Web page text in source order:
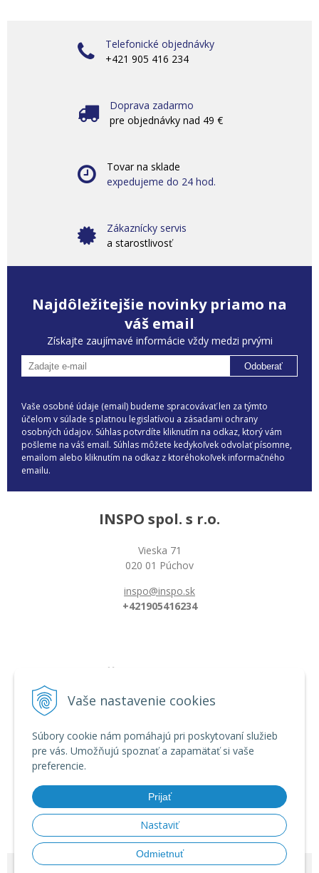
Vaše nastavenie cookies
Súbory cookie nám pomáhajú pri poskytovaní služieb
pre vás. Umožňujú spoznať a zapamätať si vaše
preferencie.
Prijať
Nastaviť
Odmietnuť
Telefonické objednávky
+421 905 416 234
Doprava zadarmo
pre objednávky nad 49 €
Tovar na sklade
expedujeme do 24 hod.
Zákaznícky servis
a starostlivosť
Najdôležitejšie novinky priamo na
váš email
Získajte zaujímavé informácie vždy medzi prvými
Odoberať
Vaše osobné údaje (email) budeme spracovávať len za týmto
účelom v súlade s platnou legislatívou a zásadami ochrany
osobných údajov. Súhlas potvrdíte kliknutím na odkaz, ktorý vám
pošleme na váš email. Súhlas môžete kedykoľvek odvolať písomne,
emailom alebo kliknutím na odkaz z ktoréhokoľvek informačného
emailu.
INSPO spol. s r.o.
Vieska 71
020 01 Púchov
inspo@inspo.sk
+421905416234
Všetko o nákupe
Možnosti platby a doprava
Dĺžka florbalovej hokejky
Zahnutie hokejky/čepele
Veľkostná tabuľka
© 2026 INSPO | Florbal od výrobcu •tvorba eshopu cez UNIobchod